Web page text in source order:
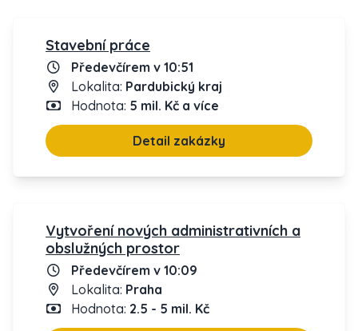
Stavební práce
Předevčírem v 10:51
Lokalita: Pardubický kraj
Hodnota: 5 mil. Kč a více
Detail zakázky
Vytvoření nových administrativních a
obslužných prostor
Předevčírem v 10:09
Lokalita: Praha
Hodnota: 2.5 - 5 mil. Kč